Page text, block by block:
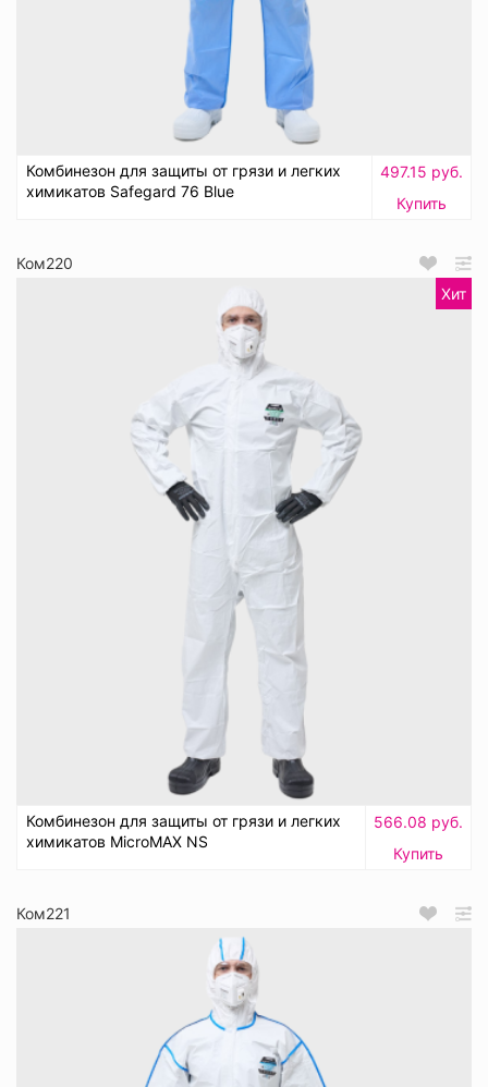
Комбинезон для защиты от грязи и легких
химикатов Safegard 76 Blue
497.15 руб.
Купить
Ком220
Хит
Комбинезон для защиты от грязи и легких
химикатов MicroMAX NS
566.08 руб.
Купить
Ком221